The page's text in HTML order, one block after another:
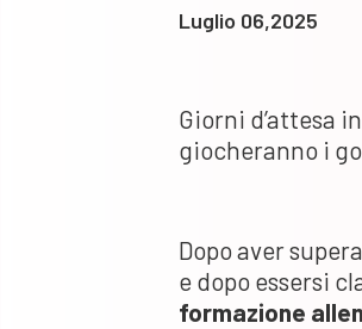
Luglio 06,2025
Giorni d’attesa
giocheranno i
Dopo aver
e dopo essersi
formazione